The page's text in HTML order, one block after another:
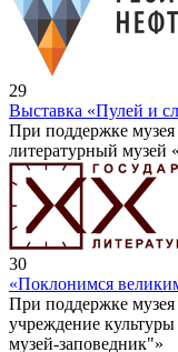
29
Выставка «Пулей и
При поддержке
литературный музей
30
«Поклонимся
При поддержке
учреждение
музей-заповедник"»